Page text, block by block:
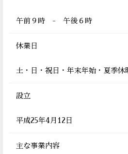
午前９時 - 午後６時
休業日
土・日・祝日・年末年始・夏季休
設立
平成25年4月12日
主な事業内容